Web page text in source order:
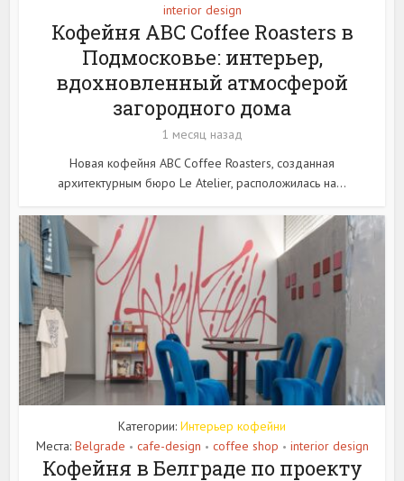
interior design
Кофейня ABC Coffee Roasters в
Подмосковье: интерьер,
вдохновленный атмосферой
загородного дома
1 месяц назад
Новая кофейня ABC Coffee Roasters, созданная
архитектурным бюро Le Atelier, расположилась на...
Категории: Интерьер кофейни
Места: Belgrade • cafe-design • coffee shop • interior design
Кофейня в Белграде по проекту